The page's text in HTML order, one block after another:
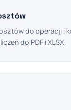
do operacji i
do PDF i XLSX.